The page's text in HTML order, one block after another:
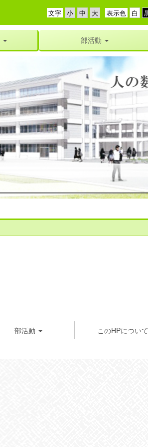
表示色
文字
部活動
部活動 このHPについて